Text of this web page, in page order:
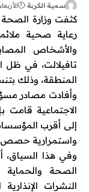
سمية الكربة الأربعاء 17 دجنبر 2025 - 18:30
كثفت وزارة الصحة
رعاية صحية
والأشخاص
تافيلالت، في ظل
المنطقة، وذلك
وأفادت مصادر
الاجتماعية قامت
إلى أقرب
واستمرارية حصص
وفي هذا السياق،
الصحة والحماية
النشرات